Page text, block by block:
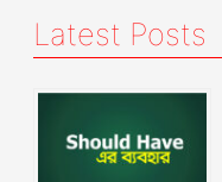
Latest Posts